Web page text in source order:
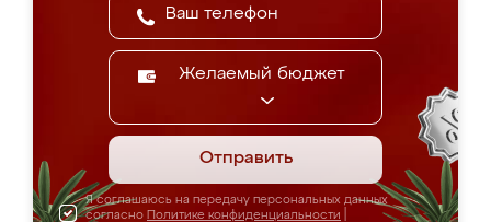
Желаемый бюджет
Отправить
Я соглашаюсь на передачу персональных данных
согласно Политике конфиденциальности